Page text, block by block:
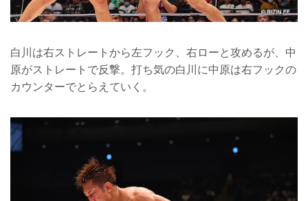
白川は右ストレートから左フック、右ローと攻めるが、中
原がストレートで反撃。打ち気の白川に中原は右フックの
カウンターでとらえていく。